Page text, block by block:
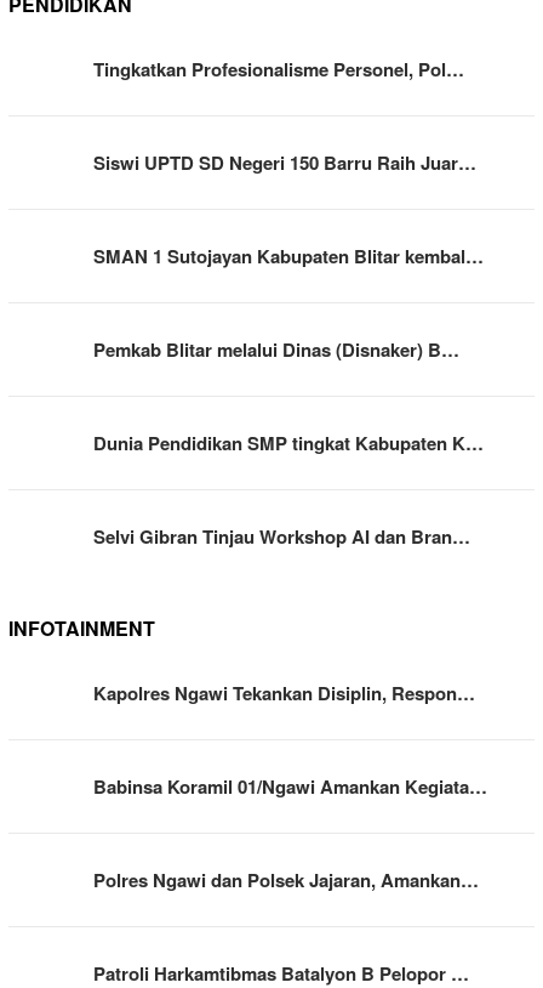
Tingkatkan Profesionalisme Personel, Pol…
Siswi UPTD SD Negeri 150 Barru Raih Juar…
SMAN 1 Sutojayan Kabupaten Blitar kembal…
Pemkab Blitar melalui Dinas (Disnaker) B…
Dunia Pendidikan SMP tingkat Kabupaten K…
Selvi Gibran Tinjau Workshop AI dan Bran…
INFOTAINMENT
Kapolres Ngawi Tekankan Disiplin, Respon…
Babinsa Koramil 01/Ngawi Amankan Kegiata…
Polres Ngawi dan Polsek Jajaran, Amankan…
Patroli Harkamtibmas Batalyon B Pelopor …